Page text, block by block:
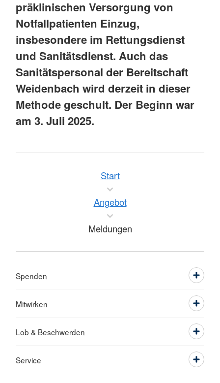
präklinischen Versorgung von
Notfallpatienten Einzug,
insbesondere im Rettungsdienst
und Sanitätsdienst. Auch das
Sanitätspersonal der Bereitschaft
Weidenbach wird derzeit in dieser
Methode geschult. Der Beginn war
am 3. Juli 2025.
Start
Angebot
Meldungen
Spenden
Mitwirken
Lob & Beschwerden
Service